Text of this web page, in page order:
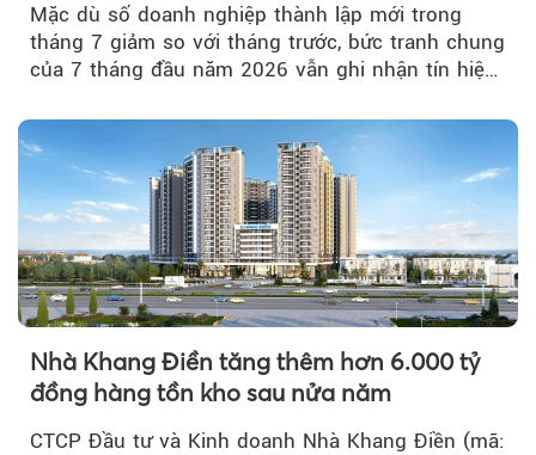
Mặc dù số doanh nghiệp thành lập mới trong
tháng 7 giảm so với tháng trước, bức tranh chung
của 7 tháng đầu năm 2026 vẫn ghi nhận tín hiệu
Nhà Khang Điền tăng thêm hơn 6.000 tỷ
đồng hàng tồn kho sau nửa năm
CTCP Đầu tư và Kinh doanh Nhà Khang Điền (mã: